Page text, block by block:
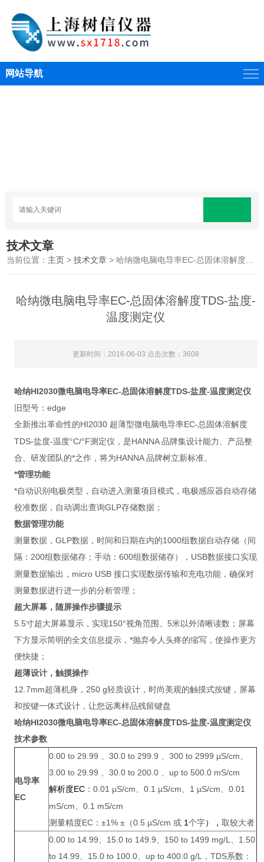
网站导航
技术文章
当前位置： 主页 >技术文章 > 哈纳微电脑电导率EC-总固体溶解度TDS-盐度-温度测定仪
哈纳微电脑电导率EC-总固体溶解度TDS-盐度-
温度测定仪
更新时间：2016-06-03 点击次数：3608
哈纳HI2030微电脑电导率EC-总固体溶解度TDS-盐度-温度测定仪
旧型号：edge
全新推出革命性的HI2030 超薄型微电脑电导率EC-总固体溶解度
TDS-盐度-温度°C/°F测定仪，是HANNA品牌集设计能力、产品整
合、研发团队的*之作，将为HANNA 品牌树立新标准。
*管理功能
*自动识别电极类型，自动进入测量项目模式，电极感应器自动存储
校准数据，自动调出查询GLP存储数据；
数据管理功能
测量数据， GLP数据，时间和日期在内的1000组数据自动存储（间
隔： 200组数据储存；手动： 600组数据储存）， USB数据接口实现
测量数据输出，micro USB 接口实现数据传输和充电功能，确保对
测量数据进行进一步的分析管理；
超大屏幕，随屏操作步骤提示
5.5寸超大屏幕显示，实现150°视角范围、5米以外清晰读数；屏幕
下方显示简明的全文信息提示，*抛弃令人头疼的缩写，使操作更方
便快捷；
超薄设计，触摸操作
12.7mm超薄机身， 250 g轻质设计，时尚美观的触摸式按键，屏幕
和按键一体式设计，让您远离样品残留键盘
哈纳HI2030微电脑电导率EC-总固体溶解度TDS-盐度-温度测定仪
技术参数
电导率
EC
0.00 to 29.99 、30.0 to 299.9 、300 to 2999 µS/cm、
3.00 to 29.99 、30.0 to 200.0 、up to 500.0 mS/cm
解析度EC：0.01 µS/cm、0.1 µS/cm、1 µS/cm、0.01
mS/cm、0.1 mS/cm
测量精度EC：±1% ±（0.5 µS/cm 或1个字）， 取较大者
0.00 to 14.99、15.0 to 149.9、150 to 1499 mg/L、1.50
to 14.99、15.0 to 100.0、up to 400.0 g/L，TDS系数：